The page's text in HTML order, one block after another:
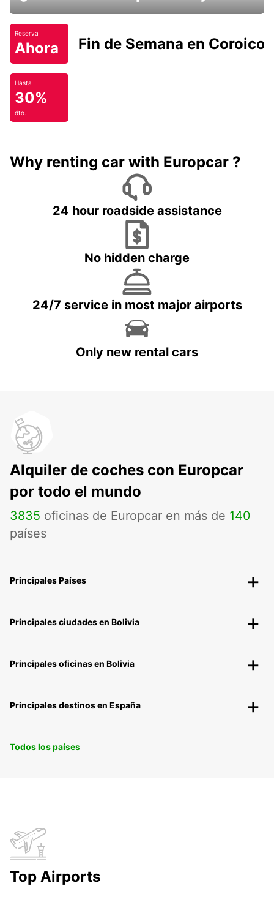
Reserva
Ahora Fin de Semana en Coroico.
Hasta
30%
dto.
Why renting car with Europcar ?
24 hour roadside assistance
No hidden charge
24/7 service in most major airports
Only new rental cars
Alquiler de coches con Europcar
por todo el mundo
3835 oficinas de Europcar en más de 140
países
Principales Países
Principales ciudades en Bolivia
Principales oficinas en Bolivia
Principales destinos en España
Todos los países
Top Airports